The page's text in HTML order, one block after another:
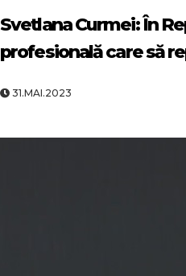
Svetlana Curmei: În
profesională care să
31.MAI.2023